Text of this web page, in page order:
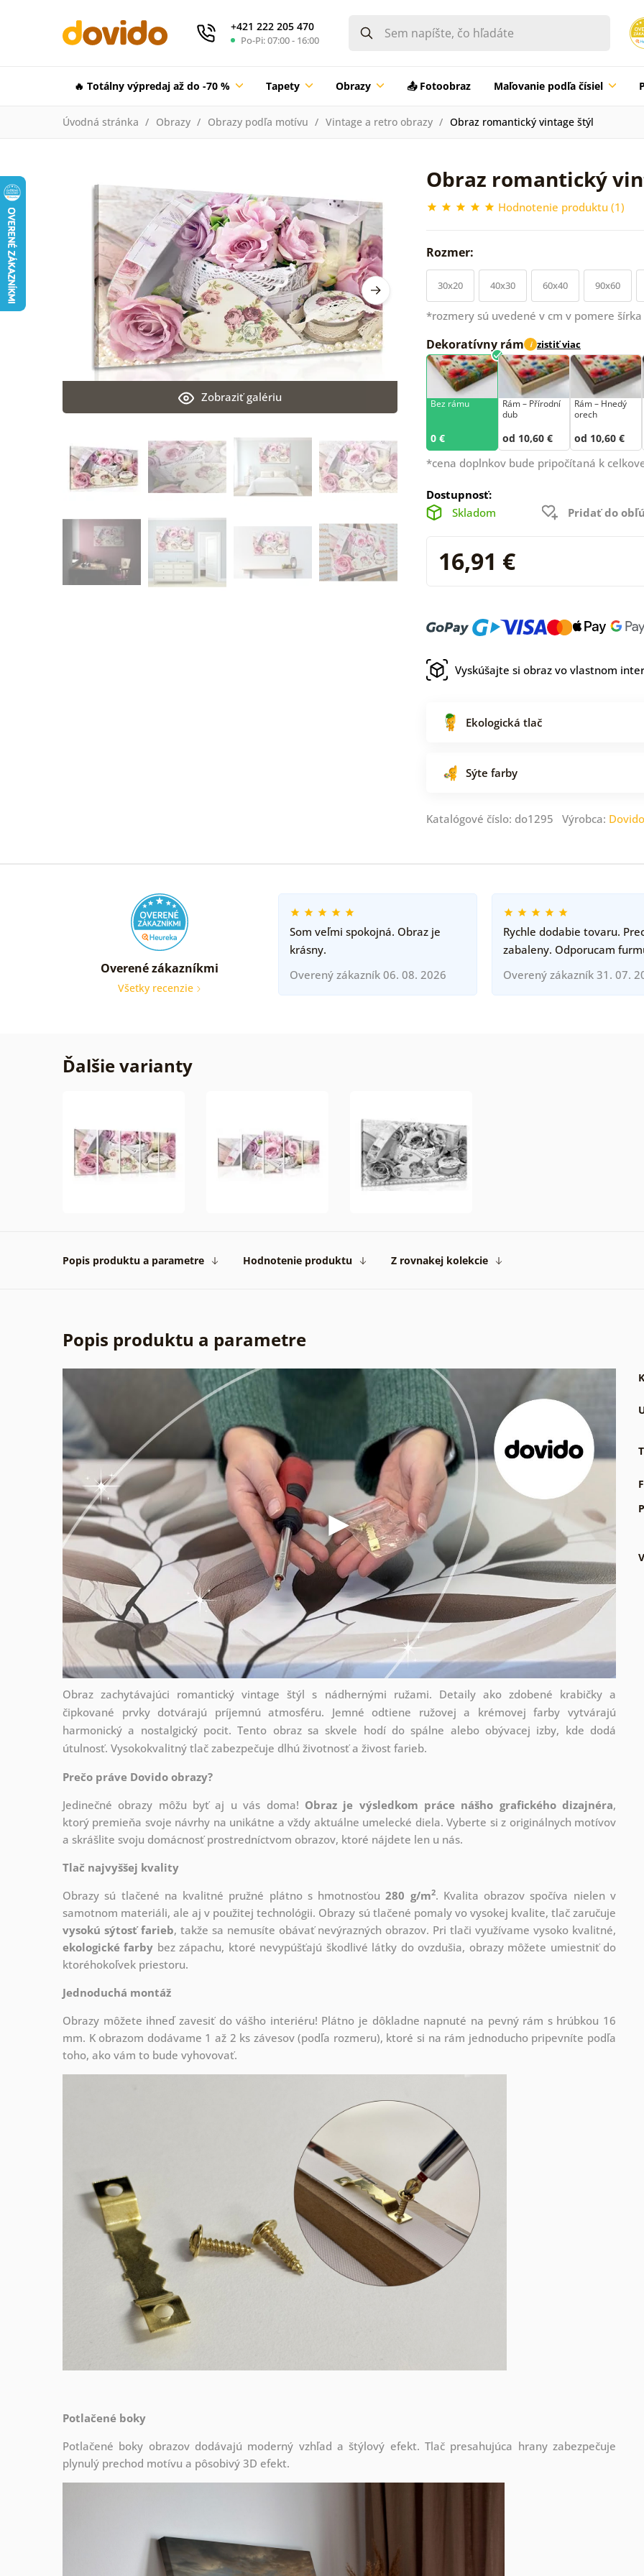
+421 222 205 470
Po-Pi: 07:00 - 16:00
🔥 Totálny výpredaj až do -70 % Tapety Obrazy 📤 Fotoobraz Maľovanie podľa čísiel
Úvodná stránka Obrazy Obrazy podľa motívu Vintage a retro obrazy Obraz romantický vintage štýl
Obraz romantický
Hodnotenie produktu (1)
Zobraziť galériu
Rozmer:
30x20 40x30 60x40 90x60
*rozmery sú uvedené v cm v pomere šírka
Dekoratívny rám i zistiť viac
Bez rámu
0 €
Rám –⁠⁠⁠⁠⁠⁠ Přírodní
dub
od 10,60 €
Rám – Hnedý
orech
od 10,60 €
*cena doplnkov bude pripočítaná k
Dostupnosť:
Skladom
Pridať do
16,91 €
Vyskúšajte si obraz vo vlastnom
Ekologická tlač
Sýte farby
Katalógové číslo: do1295 Výrobca: Dovido
Overené zákazníkmi
Všetky recenzie
Som veľmi spokojná. Obraz je
krásny.
Overený zákazník 06. 08. 2026
Rychle dodabie tovaru.
zabaleny. Odporucam
Overený zákazník 31. 07.
Ďalšie varianty
Popis produktu a parametre Hodnotenie produktu Z rovnakej kolekcie
Popis produktu a parametre
Obraz zachytávajúci romantický vintage štýl s nádhernými ružami. Detaily ako zdobené krabičky a
čipkované prvky dotvárajú príjemnú atmosféru. Jemné odtiene ružovej a krémovej farby vytvárajú
harmonický a nostalgický pocit. Tento obraz sa skvele hodí do spálne alebo obývacej izby, kde dodá
útulnosť. Vysokokvalitný tlač zabezpečuje dlhú životnosť a živost farieb.
Prečo práve Dovido obrazy?
Jedinečné obrazy môžu byť aj u vás doma! Obraz je výsledkom práce nášho grafického dizajnéra,
ktorý premieňa svoje návrhy na unikátne a vždy aktuálne umelecké diela. Vyberte si z originálnych motívov
a skrášlite svoju domácnosť prostredníctvom obrazov, ktoré nájdete len u nás.
Tlač najvyššej kvality
Obrazy sú tlačené na kvalitné pružné plátno s hmotnosťou280 g/m2. Kvalita obrazov spočíva nielen v
samotnom materiáli, ale aj v použitej technológii. Obrazy sú tlačené pomaly vo vysokej kvalite, tlač zaručuje
vysokú sýtosť farieb, takže sa nemusíte obávať nevýrazných obrazov. Pri tlači využívame vysoko kvalitné,
ekologické farby bez zápachu, ktoré nevypúšťajú škodlivé látky do ovzdušia, obrazy môžete umiestniť do
ktoréhokoľvek priestoru.
Jednoduchá montáž
Obrazy môžete ihneď zavesiť do vášho interiéru! Plátno je dôkladne napnuté na pevný rám s hrúbkou 16
mm. K obrazom dodávame 1 až 2 ks závesov (podľa rozmeru), ktoré si na rám jednoducho pripevníte podľa
toho, ako vám to bude vyhovovať.
Potlačené boky
Potlačené boky obrazov dodávajú moderný vzhľad a štýlový efekt. Tlač presahujúca hrany zabezpečuje
plynulý prechod motívu a pôsobivý 3D efekt.